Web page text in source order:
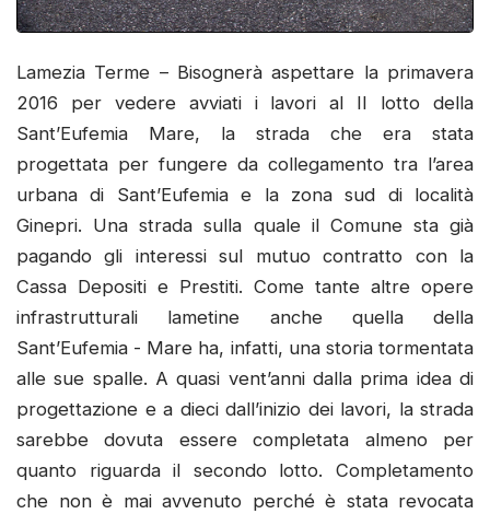
Lamezia Terme – Bisognerà aspettare la primavera
2016 per vedere avviati i lavori al II lotto della
Sant’Eufemia Mare, la strada che era stata
progettata per fungere da collegamento tra l’area
urbana di Sant’Eufemia e la zona sud di località
Ginepri. Una strada sulla quale il Comune sta già
pagando gli interessi sul mutuo contratto con la
Cassa Depositi e Prestiti. Come tante altre opere
infrastrutturali lametine anche quella della
Sant’Eufemia - Mare ha, infatti, una storia tormentata
alle sue spalle. A quasi vent’anni dalla prima idea di
progettazione e a dieci dall’inizio dei lavori, la strada
sarebbe dovuta essere completata almeno per
quanto riguarda il secondo lotto. Completamento
che non è mai avvenuto perché è stata revocata